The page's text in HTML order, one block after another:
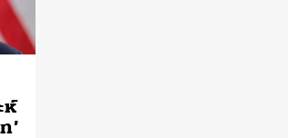
ห์
’